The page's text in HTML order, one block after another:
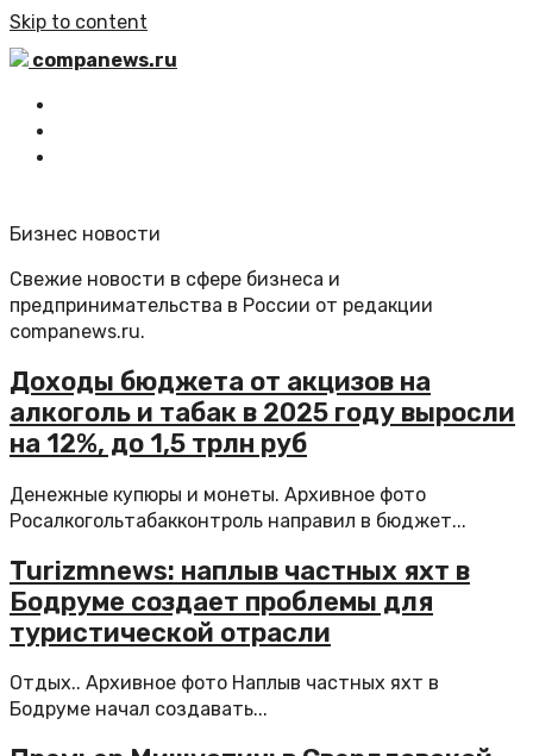
Skip to content
companews.ru
Бизнес новости
Свежие новости в сфере бизнеса и
предпринимательства в России от редакции
companews.ru.
Доходы бюджета от акцизов на
алкоголь и табак в 2025 году выросли
на 12%, до 1,5 трлн руб
Денежные купюры и монеты. Архивное фото
Росалкогольтабакконтроль направил в бюджет...
Turizmnews: наплыв частных яхт в
Бодруме создает проблемы для
туристической отрасли
Отдых.. Архивное фото Наплыв частных яхт в
Бодруме начал создавать...